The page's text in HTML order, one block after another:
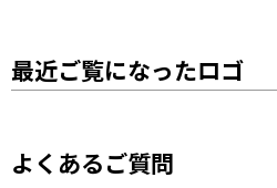
最近ご覧になったロゴ
よくあるご質問